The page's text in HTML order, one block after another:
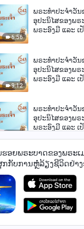
6:56
ພຣະທຳປະຈຳວັນ
ອຸປະນິໄສຂອງພຣ
ພຣະອົງມີ ແລະ ເ
9:12
ພຣະທຳປະຈຳວັນ
ອຸປະນິໄສຂອງພຣ
ພຣະອົງມີ ແລະ ເ
ພຣະທຳປະຈຳວັນ
ອຸປະນິໄສຂອງພຣ
ພຣະອົງມີ ແລະ ເ
7:27
ພຣະທຳປະຈຳວັນ
ອຸປະນິໄສຂອງພຣ
ພຣະອົງມີ ແລະ ເ
249
ພຣະທຳປະຈຳວັນ
ອຸປະນິໄສຂອງພຣ
ພຣະອົງມີ ແລະ ເ
ອຍພຣະບາດຂອງພຣະ
ກກັບການຫຼໍ່ລ້ຽງຊີວິດຢ່າ